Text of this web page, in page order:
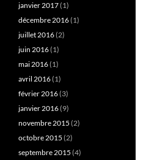
janvier 2017(1)
décembre 2016(1)
juillet 2016(2)
juin 2016(1)
mai 2016(1)
avril 2016(1)
février 2016(3)
janvier 2016(9)
novembre 2015 (2)
octobre 2015 (2)
septembre 2015 (4)